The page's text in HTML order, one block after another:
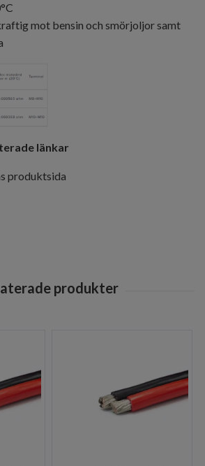
mot bensin och smörjoljor samt
länkar
produktsida